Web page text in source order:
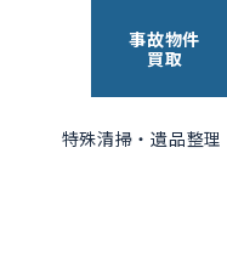
特殊清掃・遺品整理
事故物件
買取